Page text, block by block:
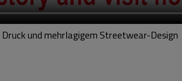
und mehrlagigem Streetwear-Design